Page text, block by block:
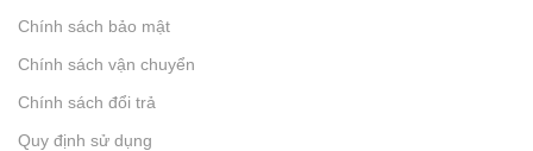
Chính sách bảo mật
Chính sách vận chuyển
Chính sách đổi trả
Quy định sử dụng